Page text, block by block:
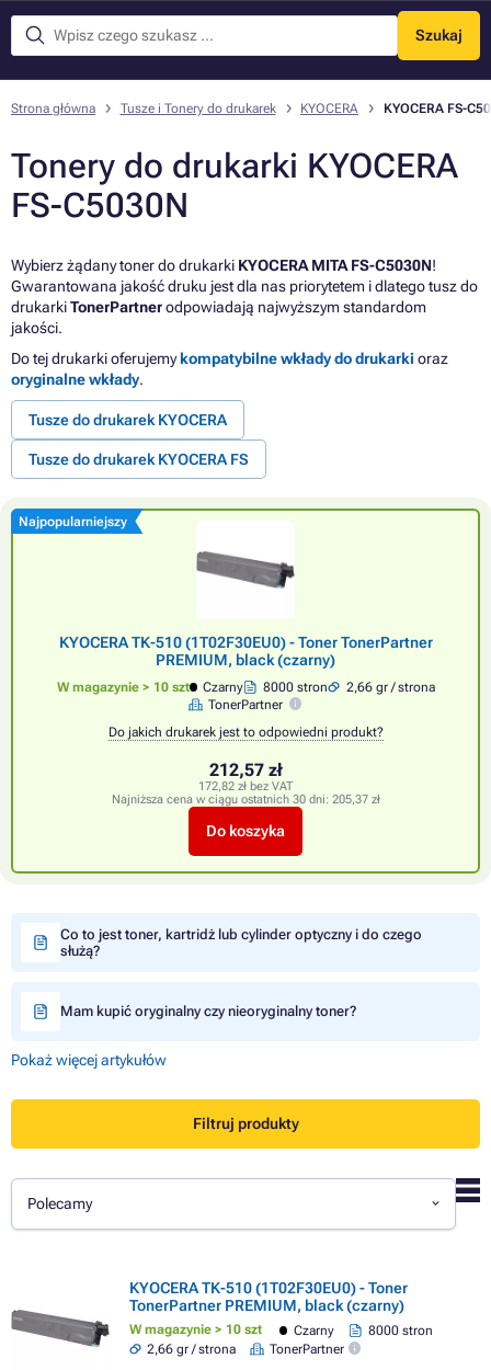
Szukaj
Menu
Strona główna Tusze i Tonery do drukarek KYOCERA KYOCERA FS-
Tonery do drukarki KYOCERA
FS-C5030N
Wybierz żądany toner do drukarki KYOCERA MITA FS-C5030N!
Gwarantowana jakość druku jest dla nas priorytetem i dlatego tusz do
drukarkiTonerPartnerodpowiadają najwyższym standardom
jakości.
Do tej drukarki oferujemykompatybilne wkłady do drukarki oraz
oryginalne wkłady.
Tusze do drukarek KYOCERA
Tusze do drukarek KYOCERA FS
Najpopularniejszy
KYOCERA TK-510 (1T02F30EU0) - Toner TonerPartner
PREMIUM, black (czarny)
W magazynie > 10 szt Czarny 8000 stron
2,66 gr / strona
TonerPartner
Do jakich drukarek jest to odpowiedni produkt?
212,57 zł
172,82 zł bez VAT
Najniższa cena w ciągu ostatnich 30 dni: 205,37 zł
Do koszyka
Co to jest toner, kartridż lub cylinder optyczny i do czego
służą?
Mam kupić oryginalny czy nieoryginalny toner?
Pokaż więcej artykułów
Filtruj produkty
Polecamy
KYOCERA TK-510 (1T02F30EU0) - Toner
TonerPartner PREMIUM, black (czarny)
W magazynie > 10 szt Czarny
8000 stron
2,66 gr / strona
TonerPartner